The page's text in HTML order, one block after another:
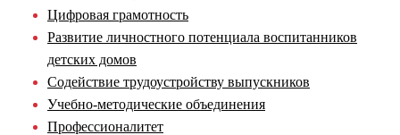
Цифровая грамотность
Развитие личностного потенциала воспитанников
детских домов
Содействие трудоустройству выпускников
Учебно-методические объединения
Профессионалитет